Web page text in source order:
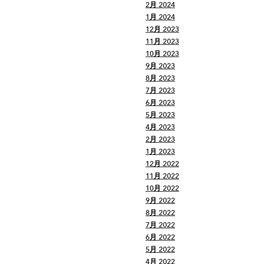
2月 2024
1月 2024
12月 2023
11月 2023
10月 2023
9月 2023
8月 2023
7月 2023
6月 2023
5月 2023
4月 2023
2月 2023
1月 2023
12月 2022
11月 2022
10月 2022
9月 2022
8月 2022
7月 2022
6月 2022
5月 2022
4月 2022